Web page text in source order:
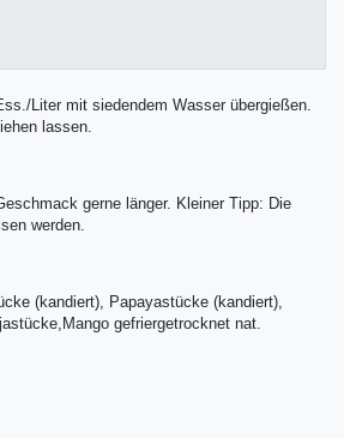
Liter mit siedendem Wasser übergießen.
lassen.
gerne länger. Kleiner Tipp: Die
werden.
(kandiert), Papayastücke (kandiert),
gefriergetrocknet nat.